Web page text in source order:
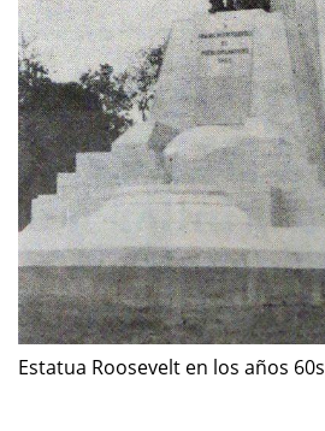
Estatua Roosevelt en los años 60s